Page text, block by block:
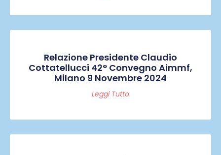
Relazione Presidente Claudio
Cottatellucci 42° Convegno Aimmf,
Milano 9 Novembre 2024
Leggi Tutto